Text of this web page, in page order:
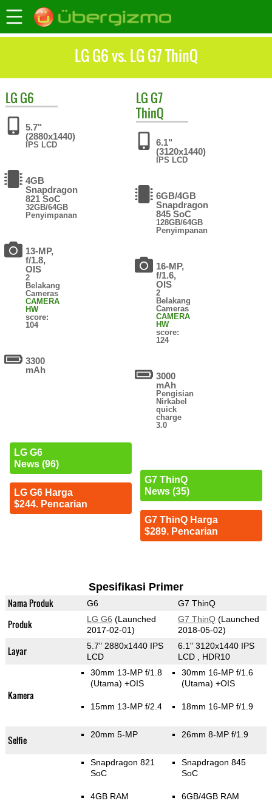
LG G6 vs. LG G7 ThinQ
LG G6
5.7"
(2880x1440)
IPS LCD
4GB
Snapdragon
821 SoC
32GB/64GB
Penyimpanan
13-MP,
f/1.8,
OIS
2
Belakang
Cameras
CAMERA
HW
score:
104
3300
mAh
LG G6
News (96)
LG G6 Harga
$244. Pencarian
LG G7
ThinQ
6.1"
(3120x1440)
IPS LCD
6GB/4GB
Snapdragon
845 SoC
128GB/64GB
Penyimpanan
16-MP,
f/1.6,
OIS
2
Belakang
Cameras
CAMERA
HW
score:
124
3000
mAh
Pengisian
Nirkabel
quick
charge
3.0
G7 ThinQ
News (35)
G7 ThinQ Harga
$289. Pencarian
Spesifikasi Primer
Nama Produk G6 G7 ThinQ
Produk LG G6 (Launched
2017-02-01)
G7 ThinQ(Launched
2018-05-02)
Layar
5.7" 2880x1440 IPS
LCD
6.1" 3120x1440 IPS
LCD , HDR10
Kamera
30mm 13-MP f/1.8
(Utama) +OIS
15mm 13-MP f/2.4
30mm 16-MP f/1.6
(Utama) +OIS
18mm 16-MP f/1.9
Selfie 20mm 5-MP 26mm 8-MP f/1.9
Snapdragon 821
SoC
4GB RAM
Snapdragon 845
SoC
6GB/4GB RAM